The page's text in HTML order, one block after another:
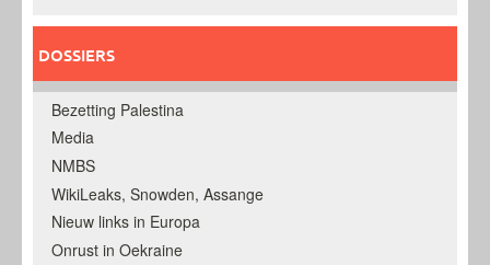
DOSSIERS
Bezetting Palestina
Media
NMBS
WikiLeaks, Snowden, Assange
Nieuw links in Europa
Onrust in Oekraine